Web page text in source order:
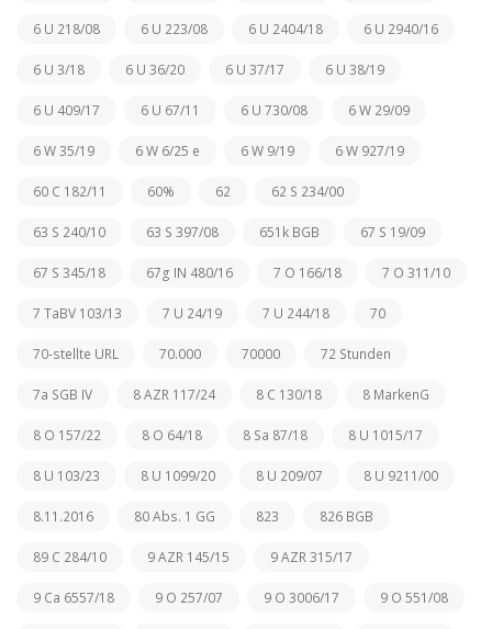
6 U 218/08 6 U 223/08 6 U 2404/18 6 U 2940/16
6 U 3/18 6 U 36/20 6 U 37/17 6 U 38/19
6 U 409/17 6 U 67/11 6 U 730/08 6 W 29/09
6 W 35/19 6 W 6/25 e 6 W 9/19 6 W 927/19
60 C 182/11 60% 62 62 S 234/00
63 S 240/10 63 S 397/08 651k BGB 67 S 19/09
67 S 345/18 67g IN 480/16 7 O 166/18 7 O 311/10
7 TaBV 103/13 7 U 24/19 7 U 244/18 70
70-stellte URL 70.000 70000 72 Stunden
7a SGB IV 8 AZR 117/24 8 C 130/18 8 MarkenG
8 O 157/22 8 O 64/18 8 Sa 87/18 8 U 1015/17
8 U 103/23 8 U 1099/20 8 U 209/07 8 U 9211/00
8.11.2016 80 Abs. 1 GG 823 826 BGB
89 C 284/10 9 AZR 145/15 9 AZR 315/17
9 Ca 6557/18 9 O 257/07 9 O 3006/17 9 O 551/08